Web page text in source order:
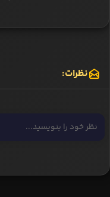
نظرات: